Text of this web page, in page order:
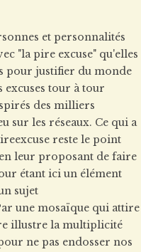
et personnalités
"la pire excuse" qu'elles
pour justifier du monde
excuses tour à tour
des milliers
sur les réseaux. Ce qui a
reste le point
leur proposant de faire
étant ici un élément
sujet
une mosaïque qui attire
illustre la multiplicité
ne pas endosser nos